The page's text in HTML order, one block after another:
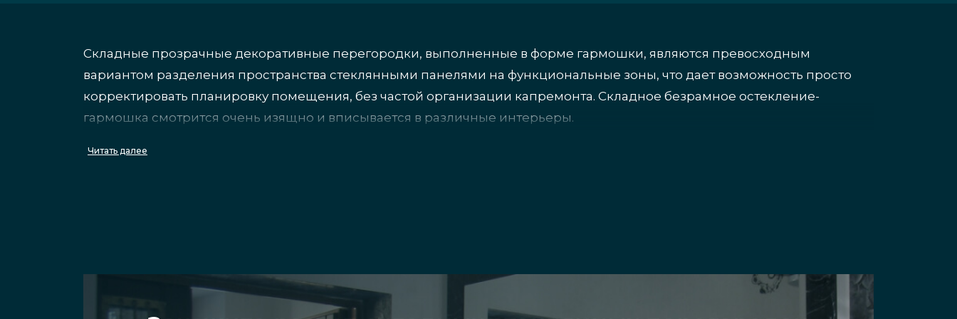
Читать далее
Складные прозрачные декоративные перегородки, выполненные в форме гармошки, являются превосходным
вариантом разделения пространства стеклянными панелями на функциональные зоны, что дает возможность просто
корректировать планировку помещения, без частой организации капремонта. Складное безрамное остекление-
гармошка смотрится очень изящно и вписывается в различные интерьеры.
царапается;